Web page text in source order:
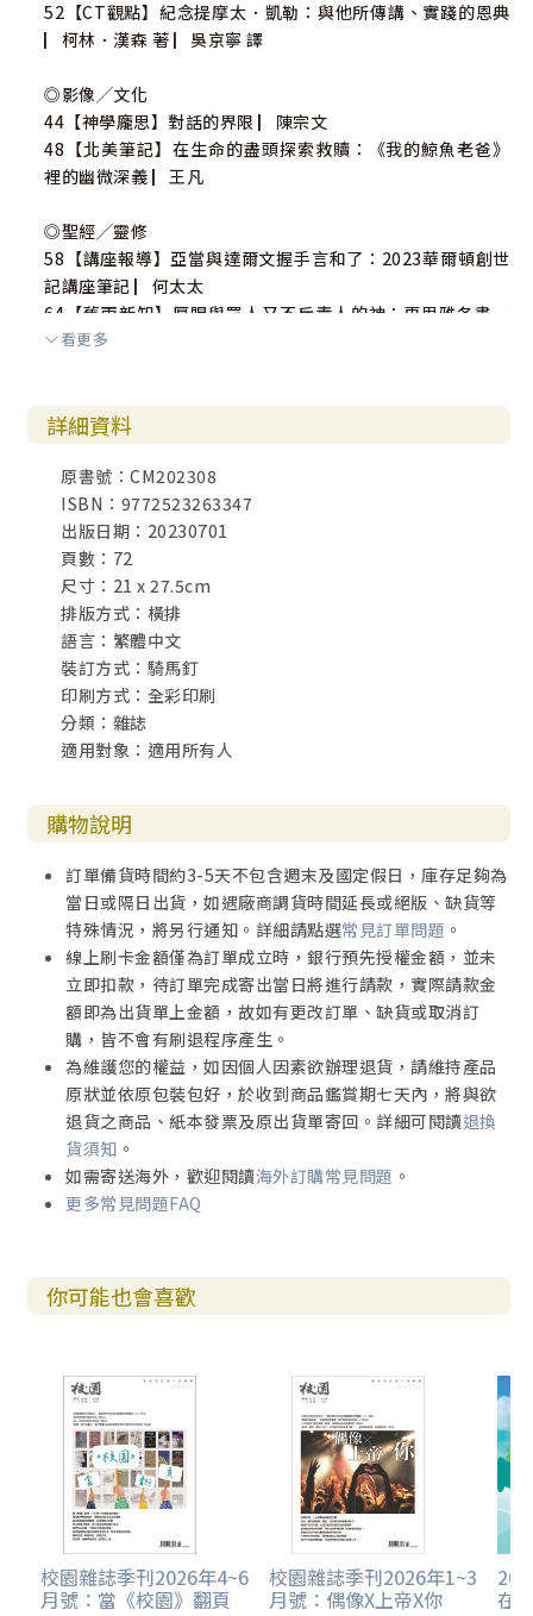
52【CT觀點】紀念提摩太．凱勒：與他所傳講、實踐的恩典
▏柯林．漢森 著 ▏吳京寧 譯
◎影像╱文化
44【神學龐思】對話的界限 ▏陳宗文
48【北美筆記】在生命的盡頭探索救贖：《我的鯨魚老爸》
裡的幽微深義 ▏王凡
◎聖經╱靈修
58【講座報導】亞當與達爾文握手言和了：2023華爾頓創世
記講座筆記 ▏何太太
64【舊雨新知】厚賜與眾人又不斥責人的神：再思雅各書一
章2∼21節的試探與試煉 ▏吳孟翰
看更多
詳細資料
原書號：CM202308
ISBN：9772523263347
出版日期：20230701
頁數：72
尺寸：21 x 27.5cm
排版方式：橫排
語言：繁體中文
裝訂方式：騎馬釘
印刷方式：全彩印刷
分類：雜誌
適用對象：適用所有人
購物說明
訂單備貨時間約3-5天不包含週末及國定假日，庫存足夠為
當日或隔日出貨，如遇廠商調貨時間延長或絕版、缺貨等
特殊情況，將另行通知。詳細請點選常見訂單問題 。
線上刷卡金額僅為訂單成立時，銀行預先授權金額，並未
立即扣款，待訂單完成寄出當日將進行請款，實際請款金
額即為出貨單上金額，故如有更改訂單、缺貨或取消訂
購，皆不會有刷退程序產生。
為維護您的權益，如因個人因素欲辦理退貨，請維持產品
原狀並依原包裝包好，於收到商品鑑賞期七天內，將與欲
退貨之商品、紙本發票及原出貨單寄回。詳細可閱讀退換
貨須知 。
如需寄送海外，歡迎閱讀海外訂購常見問題 。
更多常見問題FAQ
你可能也會喜歡
校園雜誌季刊2026年4~6
月號：當《校園》翻頁
校園雜誌季刊2026年1~3
月號：偶像X上帝X你 在